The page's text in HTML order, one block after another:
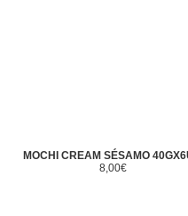
MOCHI CREAM SÉSAMO
8,00€